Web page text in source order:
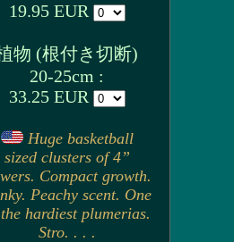
19.95 EUR
物 (根付き切断)
20-25cm :
33.25 EUR
Huge basketball
sized clusters of 4”
Compact growth.
Peachy scent. One
hardiest plumerias.
Stro. . . .